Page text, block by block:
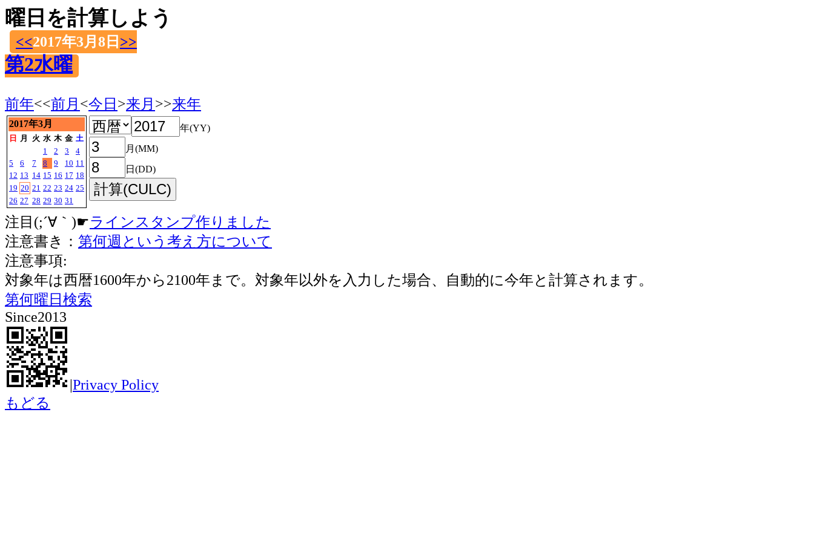
曜日を計算しよう
<<2017年3月8日 >>
第2水曜
前年<<前月 <今日 >来月 >>来年
2017年3月
日 月 火 水 木 金 土
1
2 3
4
5
6 7 8 9 10 11
12 13 14 15 16 17 18
19 20 21 22 23 24 25
26 27 28 29 30 31
年(YY)
月(MM)
日(DD)
注目(;´∀｀)☛ラインスタンプ作りました
注意書き： 第何週という考え方について
注意事項:
対象年は西暦1600年から2100年まで。対象年以外を入力した場合、自動的に今年と計算されます。
第何曜日検索
Since2013
|Privacy Policy
もどる